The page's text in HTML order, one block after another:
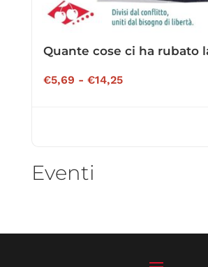
Quante cose ci ha rubato
€5,69 - €14,25Fascia
Eventi